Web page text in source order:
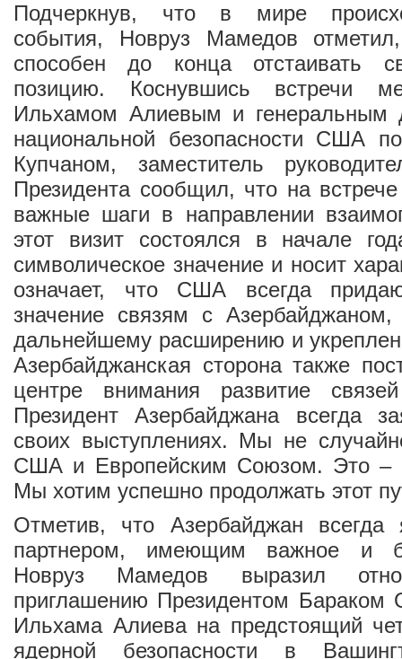
Подчеркнув, что в мире
события, Новруз Мамедов
способен до конца отстаивать
позицию. Коснувшись встречи
Ильхамом Алиевым и генеральным
национальной безопасности США
Купчаном, заместитель
Президента сообщил, что на
важные шаги в направлении
этот визит состоялся в начале
символическое значение и носит
означает, что США всегда
значение связям с
дальнейшему расширению и
Азербайджанская сторона также
центре внимания развитие
Президент Азербайджана всегда
своих выступлениях. Мы не
США и Европейским Союзом. Это –
Мы хотим успешно продолжать этот
Отметив, что Азербайджан
партнером, имеющим важное и
Новруз Мамедов выразил
приглашению Президентом Бараком
Ильхама Алиева на предстоящий
ядерной безопасности в